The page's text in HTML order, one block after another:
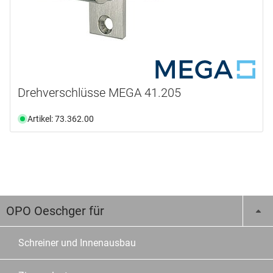
Drehverschlüsse MEGA 41.205
Artikel: 73.362.00
OPO Oeschger für
Schreiner und Innenausbau